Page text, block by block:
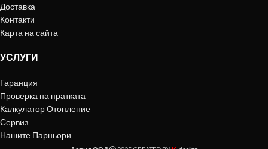
Доставка
Контакти
Карта на сайта
УСЛУГИ
Гаранция
Проверка на пратката
Калкулатор Отопление
Сервиз
Нашите Парньори